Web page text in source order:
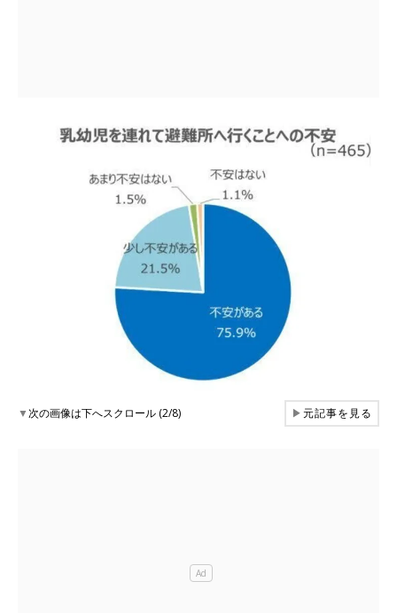
▼次の画像は下へスクロール (2/8) ▶元記事を見る